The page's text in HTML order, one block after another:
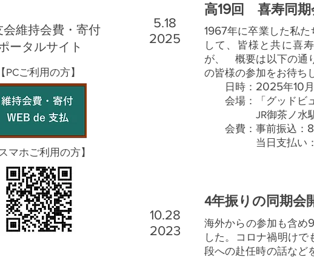
5.18
2025
高19回 喜寿同期
1967年に卒業した私た
して、皆様と共に喜
が、 概要は以下の通
の皆様の参加をお待ち
日時： 2025年10 月
会場：「グッドビュ
JR御茶ノ水駅聖
会費：事前振込：
当日支払い：
代
10.28
2023
4年振りの同期会
海外からの参加も含め
した。コロナ禍明けで
段への赴任時の話など
会維持会費・寄付
ータルサイト
PCご利用の方】
マホご利用の方】